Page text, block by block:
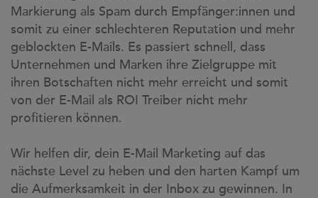
Markierung als Spam durch Empfänger:innen und
somit zu einer schlechteren Reputation und mehr
geblockten E-Mails. Es passiert schnell, dass
Unternehmen und Marken ihre Zielgruppe mit
ihren Botschaften nicht mehr erreicht und somit
von der E-Mail als ROI Treiber nicht mehr
profitieren können.
Wir helfen dir, dein E-Mail Marketing auf das
nächste Level zu heben und den harten Kampf um
die Aufmerksamkeit in der Inbox zu gewinnen. In